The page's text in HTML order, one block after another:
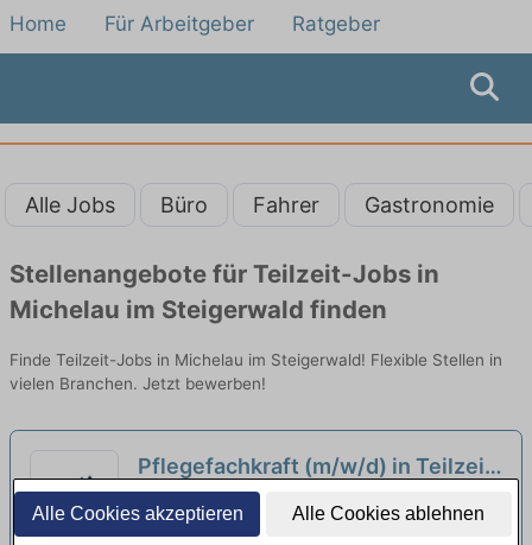
Alle Cookies akzeptieren Alle Cookies ablehnen
Home Für Arbeitgeber Ratgeber
Alle Jobs Büro Fahrer Gastronomie
Stellenangebote für Teilzeit-Jobs in
Michelau im Steigerwald finden
Finde Teilzeit-Jobs in Michelau im Steigerwald! Flexible Stellen in
vielen Branchen. Jetzt bewerben!
Pflegefachkraft (m/w/d) in Teilzeit
- Zur Verstärkung unseres Teams
suchen wir Dich!
Pflegestift Gerolzhofen | Gerolzhofen